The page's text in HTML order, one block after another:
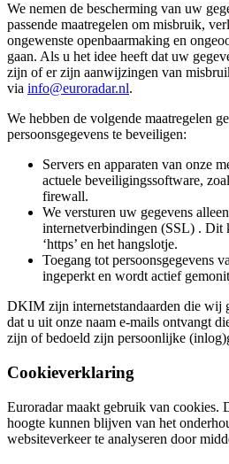
We nemen de bescherming van uw
passende maatregelen om misbruik,
ongewenste openbaarmaking en
gaan. Als u het idee heeft dat uw
zijn of er zijn aanwijzingen van
via info@euroradar.nl.
We hebben de volgende maatregelen
persoonsgegevens te beveiligen:
Servers en apparaten van onze
actuele beveiligingssoftware,
firewall.
We versturen uw gegevens
internetverbindingen (SSL) . Dit
‘https’ en het hangslotje.
Toegang tot persoonsgegevens
ingeperkt en wordt actief
DKIM zijn internetstandaarden die wij
dat u uit onze naam e-mails ontvangt
zijn of bedoeld zijn persoonlijke
Cookieverklaring
Euroradar maakt gebruik van
hoogte kunnen blijven van het
websiteverkeer te analyseren door